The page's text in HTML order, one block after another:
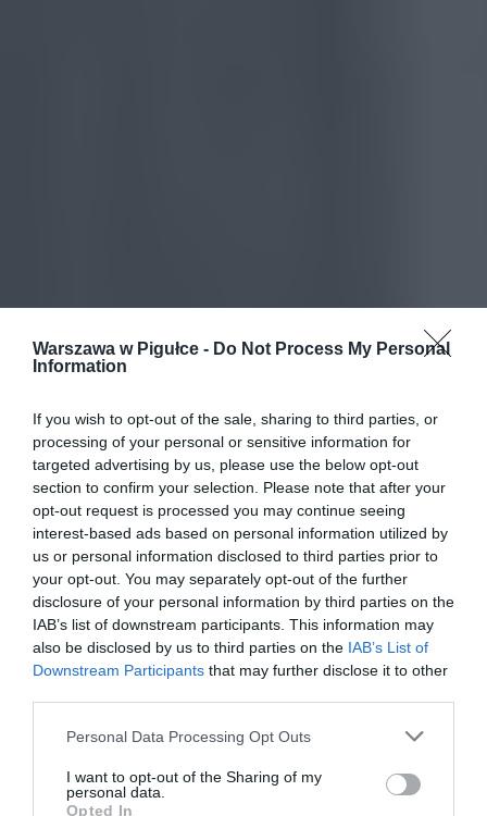
Warszawa w Pigułce - Do Not Process My Personal
Information
If you wish to opt-out of the sale, sharing to third parties, or
processing of your personal or sensitive information for
targeted advertising by us, please use the below opt-out
section to confirm your selection. Please note that after your
opt-out request is processed you may continue seeing
interest-based ads based on personal information utilized by
us or personal information disclosed to third parties prior to
your opt-out. You may separately opt-out of the further
disclosure of your personal information by third parties on the
IAB’s list of downstream participants. This information may
also be disclosed by us to third parties on the IAB’s List of
Downstream Participants that may further disclose it to other
Personal Data Processing Opt Outs
I want to opt-out of the Sharing of my
personal data.
Opted In